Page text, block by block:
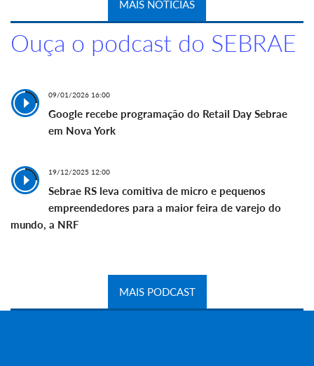
MAIS NOTÍCIAS
Ouça o podcast do SEBRAE
09/01/2026 16:00
Google recebe programação do Retail Day Sebrae
em Nova York
19/12/2025 12:00
Sebrae RS leva comitiva de micro e pequenos
empreendedores para a maior feira de varejo do
mundo, a NRF
MAIS PODCAST